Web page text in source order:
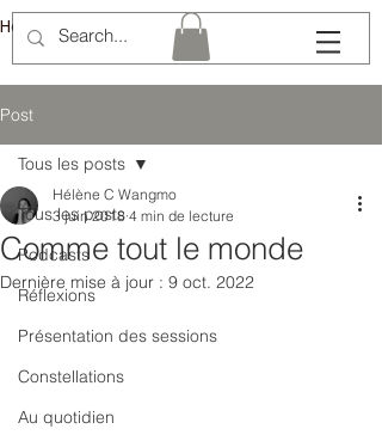
Hélène Lémery
Post
Tous les posts
Podcasts
Réflexions
Présentation des sessions
Constellations
Au quotidien
Tous les posts
Comme tout le monde
Hélène C Wangmo
3 juin 2018 4 min de lecture
Dernière mise à jour : 9 oct. 2022